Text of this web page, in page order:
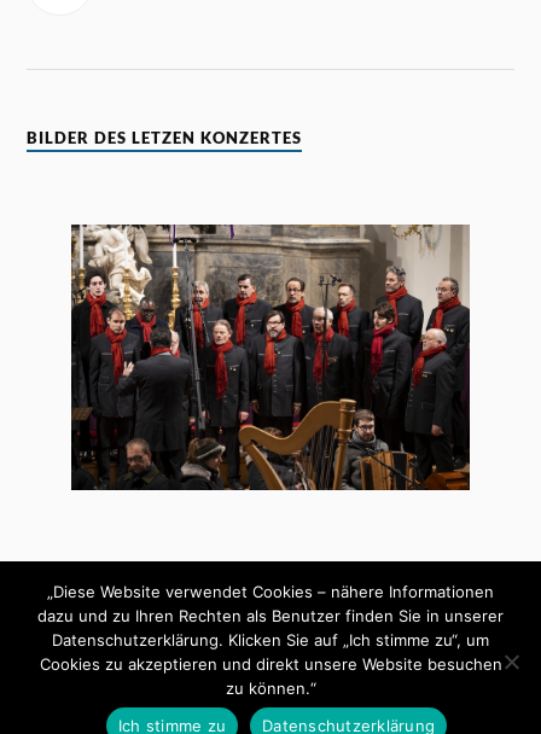
BILDER DES LETZEN KONZERTES
WORDPRESS &
ANDERS NORÉN
„Diese Website verwendet Cookies – nähere Informationen
dazu und zu Ihren Rechten als Benutzer finden Sie in unserer
Datenschutzerklärung. Klicken Sie auf „Ich stimme zu“, um
Cookies zu akzeptieren und direkt unsere Website besuchen
zu können.“
Ich stimme zu
Datenschutzerklärung